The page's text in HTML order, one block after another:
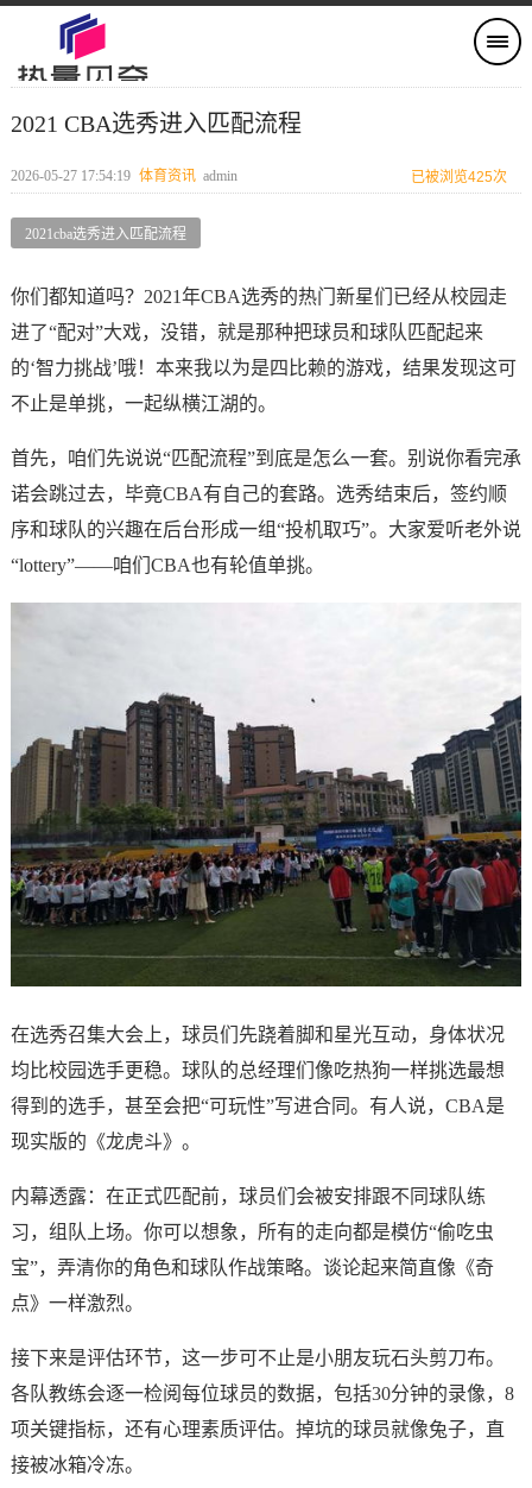
2021 CBA选秀进入匹配流程
2026-05-27 17:54:19 体育资讯 admin 已被浏览425次
2021cba选秀进入匹配流程
你们都知道吗？2021年CBA选秀的热门新星们已经从校园走
进了“配对”大戏，没错，就是那种把球员和球队匹配起来
的‘智力挑战’哦！本来我以为是四比赖的游戏，结果发现这可
不止是单挑，一起纵横江湖的。
首先，咱们先说说“匹配流程”到底是怎么一套。别说你看完承
诺会跳过去，毕竟CBA有自己的套路。选秀结束后，签约顺
序和球队的兴趣在后台形成一组“投机取巧”。大家爱听老外说
“lottery”——咱们CBA也有轮值单挑。
在选秀召集大会上，球员们先跷着脚和星光互动，身体状况
均比校园选手更稳。球队的总经理们像吃热狗一样挑选最想
得到的选手，甚至会把“可玩性”写进合同。有人说，CBA是
现实版的《龙虎斗》。
内幕透露：在正式匹配前，球员们会被安排跟不同球队练
习，组队上场。你可以想象，所有的走向都是模仿“偷吃虫
宝”，弄清你的角色和球队作战策略。谈论起来简直像《奇
点》一样激烈。
接下来是评估环节，这一步可不止是小朋友玩石头剪刀布。
各队教练会逐一检阅每位球员的数据，包括30分钟的录像，8
项关键指标，还有心理素质评估。掉坑的球员就像兔子，直
接被冰箱冷冻。